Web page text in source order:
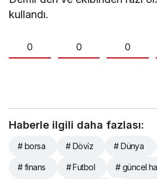
kullandı.
0 0 0
Haberle ilgili daha fazlası:
# borsa # Dövi̇z # Dünya
# finans # Futbol # güncel